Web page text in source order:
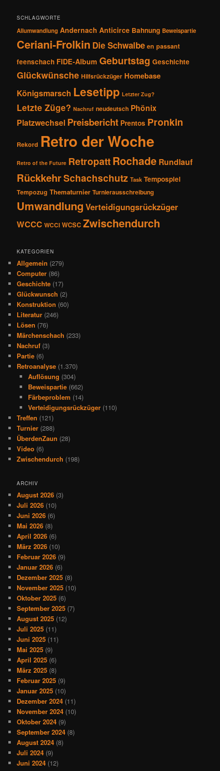
SCHLAGWORTE
Allumwandlung Andernach Anticirce Bahnung Beweispartie
Ceriani-Frolkin Die Schwalbe en passant
feenschach FIDE-Album Geburtstag Geschichte
Glückwünsche Hilfsrückzüger Homebase
Königsmarsch Lesetipp Letzter Zug?
Letzte Züge? Nachruf neudeutsch Phönix
Platzwechsel Preisbericht Prentos Pronkin
Rekord Retro der Woche
Retro of the Future RetropattRochade Rundlauf
RückkehrSchachschutz Task Tempospiel
Tempozug Thematurnier Turnierausschreibung
Umwandlung Verteidigungsrückzüger
WCCC WCCI WCSC Zwischendurch
KATEGORIEN
Allgemein (279)
Computer (86)
Geschichte (17)
Glückwunsch (2)
Konstruktion (60)
Literatur (246)
Lösen (76)
Märchenschach (233)
Nachruf (3)
Partie (6)
Retroanalyse (1.370)
Auflösung (304)
Beweispartie(662)
Färbeproblem (14)
Verteidigungsrückzüger(110)
Treffen (121)
Turnier (288)
ÜberdenZaun (28)
Video (6)
Zwischendurch (198)
ARCHIV
August 2026 (3)
Juli 2026 (10)
Juni 2026 (6)
Mai 2026 (8)
April 2026 (6)
März 2026 (10)
Februar 2026 (9)
Januar 2026 (6)
Dezember 2025 (8)
November 2025 (10)
Oktober 2025 (6)
September 2025 (7)
August 2025 (12)
Juli 2025 (11)
Juni 2025 (11)
Mai 2025 (9)
April 2025 (6)
März 2025 (8)
Februar 2025 (9)
Januar 2025 (10)
Dezember 2024 (11)
November 2024 (10)
Oktober 2024 (9)
September 2024 (8)
August 2024 (8)
Juli 2024 (9)
Juni 2024 (12)